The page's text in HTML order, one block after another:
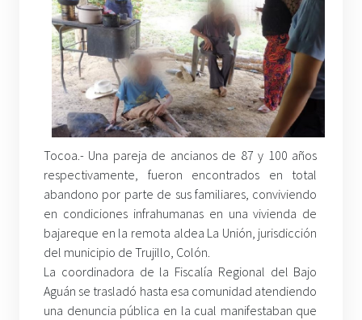
Tocoa.- Una pareja de ancianos de 87 y 100 años
respectivamente, fueron encontrados en total
abandono por parte de sus familiares, conviviendo
en condiciones infrahumanas en una vivienda de
bajareque en la remota aldea La Unión, jurisdicción
del municipio de Trujillo, Colón.
La coordinadora de la Fiscalía Regional del Bajo
Aguán se trasladó hasta esa comunidad atendiendo
una denuncia pública en la cual manifestaban que